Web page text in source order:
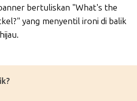
bertuliskan "What's the
yang menyentil ironi di balik